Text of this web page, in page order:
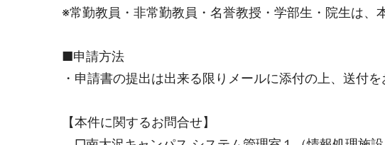
※常勤教員・非常勤教員・名誉教授・学部生・院生は、
■申請方法
・申請書の提出は出来る限りメールに添付の上、送付を
【本件に関するお問合せ】